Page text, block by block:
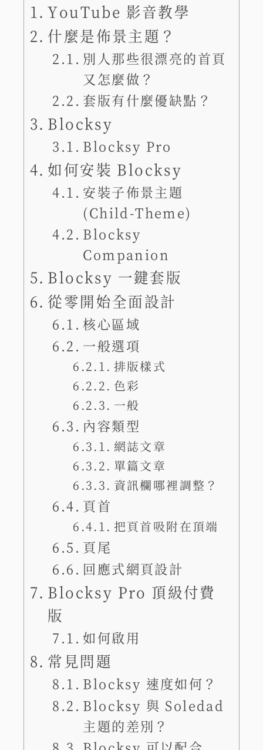
YouTube 影音教學
什麼是佈景主題？
別人那些很漂亮的首頁
又怎麼做？
套版有什麼優缺點？
Blocksy
Blocksy Pro
如何安裝 Blocksy
安裝子佈景主題
(Child-Theme)
Blocksy
Companion
Blocksy 一鍵套版
從零開始全面設計
核心區域
一般選項
排版樣式
色彩
一般
內容類型
網誌文章
單篇文章
資訊欄哪裡調整？
頁首
把頁首吸附在頂端
頁尾
回應式網頁設計
Blocksy Pro 頂級付費
版
如何啟用
常見問題
Blocksy 速度如何？
Blocksy 與 Soledad
主題的差別？